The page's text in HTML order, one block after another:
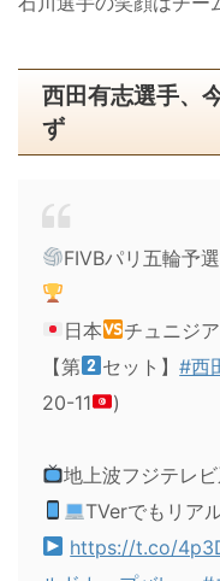
西田有志選手、
ず
FIVBパリ五輪予選
日本
チュニジア
【第
セット】#西
20-11
)
地上波フジテレ
TVerでもリア
https://t.co/